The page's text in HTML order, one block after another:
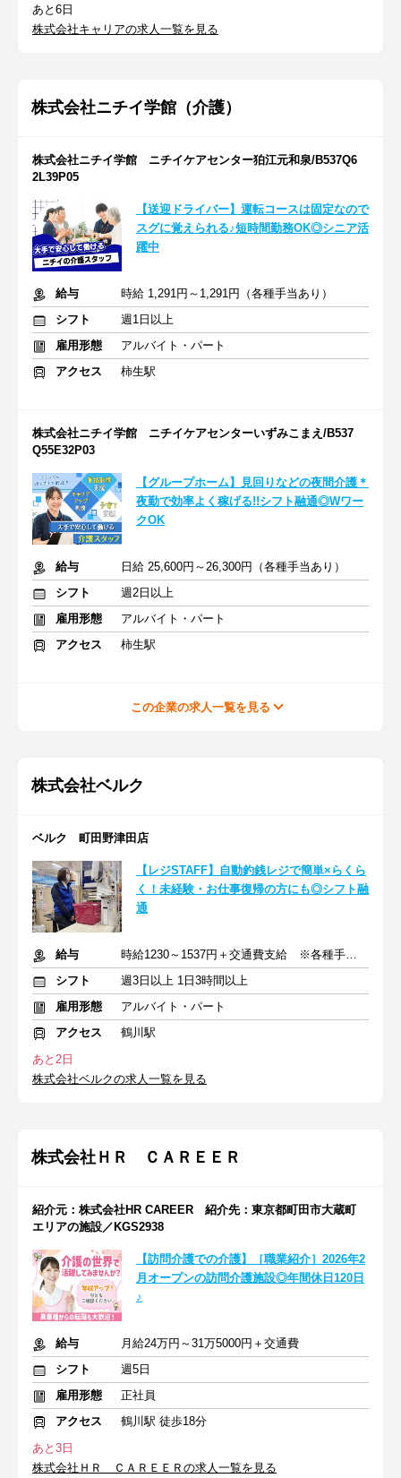
あと6日
株式会社キャリアの求人一覧を見る
株式会社ニチイ学館（介護）
株式会社ニチイ学館 ニチイケアセンター狛江元和泉/B537Q6
2L39P05
【送迎ドライバー】運転コースは固定なので
スグに覚えられる♪短時間勤務OK◎シニア活
躍中
給与
時給 1,291円～1,291円（各種手当あり）
シフト
週1日以上
雇用形態
アルバイト・パート
アクセス
柿生駅
株式会社ニチイ学館 ニチイケアセンターいずみこまえ/B537
Q55E32P03
【グループホーム】見回りなどの夜間介護＊
夜勤で効率よく稼げる!!シフト融通◎Wワー
クOK
給与
日給 25,600円～26,300円（各種手当あり）
シフト
週2日以上
雇用形態
アルバイト・パート
アクセス
柿生駅
この企業の求人一覧を見る
株式会社ベルク
ベルク 町田野津田店
【レジSTAFF】自動釣銭レジで簡単×らくら
く！未経験・お仕事復帰の方にも◎シフト融
通
給与
時給1230～1537円＋交通費支給 ※各種手当含む
シフト
週3日以上 1日3時間以上
雇用形態
アルバイト・パート
アクセス
鶴川駅
あと2日
株式会社ベルクの求人一覧を見る
株式会社ＨＲ ＣＡＲＥＥＲ
紹介元：株式会社HR CAREER 紹介先：東京都町田市大蔵町
エリアの施設／KGS2938
【訪問介護での介護】［職業紹介］2026年2
月オープンの訪問介護施設◎年間休日120日
♪
給与
月給24万円～31万5000円＋交通費
シフト
週5日
雇用形態
正社員
アクセス
鶴川駅 徒歩18分
あと3日
株式会社ＨＲ ＣＡＲＥＥＲの求人一覧を見る